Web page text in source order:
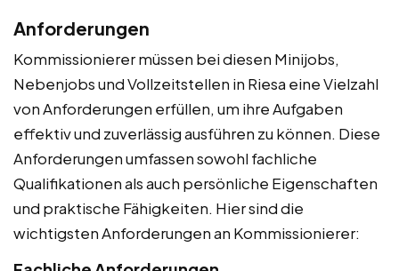
Anforderungen
Kommissionierer müssen bei diesen Minijobs,
Nebenjobs und Vollzeitstellen in Riesa eine Vielzahl
von Anforderungen erfüllen, um ihre Aufgaben
effektiv und zuverlässig ausführen zu können. Diese
Anforderungen umfassen sowohl fachliche
Qualifikationen als auch persönliche Eigenschaften
und praktische Fähigkeiten. Hier sind die
wichtigsten Anforderungen an Kommissionierer: